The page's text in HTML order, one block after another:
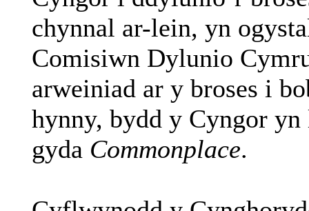
chynnal ar-lein, yn
Comisiwn Dylunio
arweiniad ar y broses i
hynny, bydd y Cyngor
gyda Commonplace.